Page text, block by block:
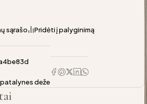
sąrašo Pridėti į palyginimą
deže